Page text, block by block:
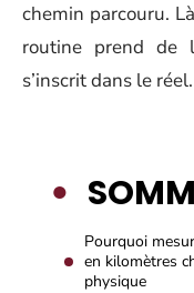
chemin parcouru.
routine prend de
s’inscrit dans le réel.
Pourquoi
en kilomètres
physique